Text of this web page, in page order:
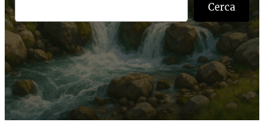
e
r
c
a
Cerca